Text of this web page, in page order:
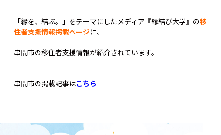
「縁を、結ぶ。」をテーマにしたメディア『縁結び大学』の移
住者支援情報掲載ページに、
串間市の移住者支援情報が紹介されています。
串間市の掲載記事はこちら